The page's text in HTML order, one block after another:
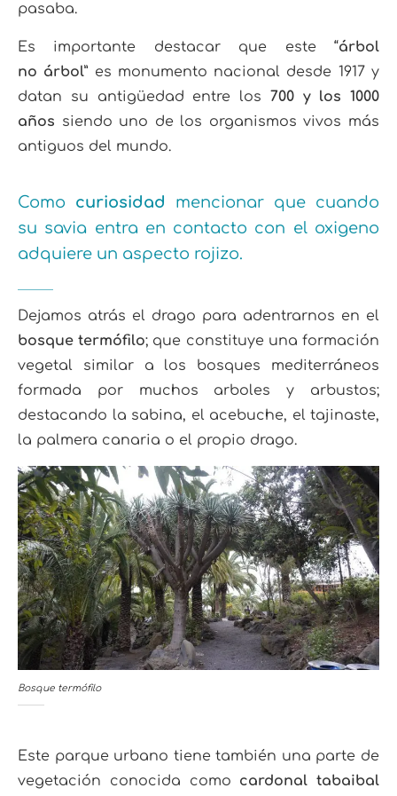
pasaba.
Es importante destacar que este “árbol
no árbol” es monumento nacional desde 1917 y
datan su antigüedad entre los 700 y los 1000
años siendo uno de los organismos vivos más
antiguos del mundo.
Como curiosidad mencionar que cuando
su savia entra en contacto con el oxigeno
adquiere un aspecto rojizo.
Dejamos atrás el drago para adentrarnos en el
bosque termófilo; que constituye una formación
vegetal similar a los bosques mediterráneos
formada por muchos arboles y arbustos;
destacando la sabina, el acebuche, el tajinaste,
la palmera canaria o el propio drago.
Bosque termófilo
Este parque urbano tiene también una parte de
vegetación conocida como cardonal tabaibal